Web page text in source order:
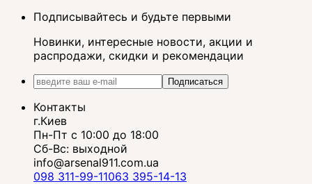
Подписывайтесь и будьте первыми
Новинки, интересные новости, акции и
распродажи, скидки и рекомендации
Подписаться
Контакты
г.Киев
Пн-Пт с 10:00 до 18:00
Сб-Вс: выходной
info@arsenal911.com.ua
098 311-99-11063 395-14-13